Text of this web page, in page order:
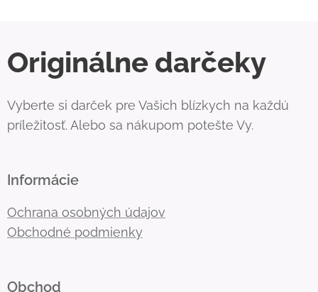
Originálne darčeky
Vyberte si darček pre Vašich blízkych na každú
príležitosť. Alebo sa nákupom potešte Vy.
Informácie
Ochrana osobných údajov
Obchodné podmienky
Obchod